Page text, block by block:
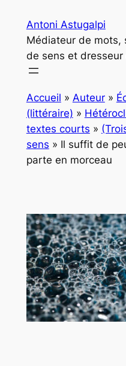
contenu
Antoni Astugalpi
Médiateur de mots,
de sens et
Accueil » Auteur»
(littéraire) »
textes courts »
sens » Il suffit de
parte en morceau